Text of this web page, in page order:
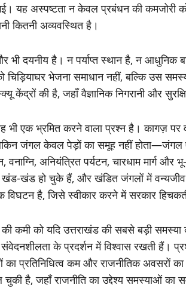
गई। यह अस्पष्टता न केवल प्रबंधन की कमजोरी
कितनी अव्यवस्थित है।
भी दयनीय है। न पर्याप्त स्थान है, न आधुनिक
चिड़ियाघर भेजना समाधान नहीं, बल्कि उस
की है, जहाँ वैज्ञानिक निगरानी और
भी एक भ्रमित करने वाला प्रश्न है। कागज़
जंगल केवल पेड़ों का समूह नहीं होता—जंगल
वनाग्नि, अनियंत्रित पर्यटन, चारधाम मार्ग
खंड हो चुके हैं, और खंडित जंगलों में वन्यजीव
विघटन है, जिसे स्वीकार करने में सरकार
कमी को यदि उत्तराखंड की सबसे बड़ी समस्या
के प्रदर्शन में विश्वास रखती हैं।
प्रतिनिधित्व कम और राजनीतिक अवसरों
है, जहाँ राजनीति का उद्देश्य समस्याओं का